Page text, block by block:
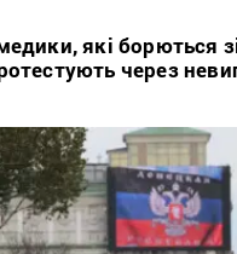
які борються
через